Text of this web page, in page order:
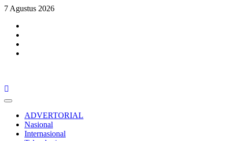
Skip
content
7 Agustus 2026
Primary
ADVERTORIAL
Nasional
Internasional